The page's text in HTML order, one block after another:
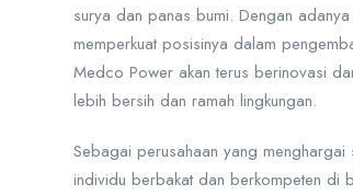
surya dan panas bumi. Dengan
memperkuat posisinya dalam
Medco Power akan terus berinovasi
lebih bersih dan ramah lingkungan.
Sebagai perusahaan yang
individu berbakat dan berkompeten di